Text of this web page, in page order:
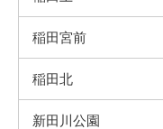
稲田宮前
稲田北
新田川公園